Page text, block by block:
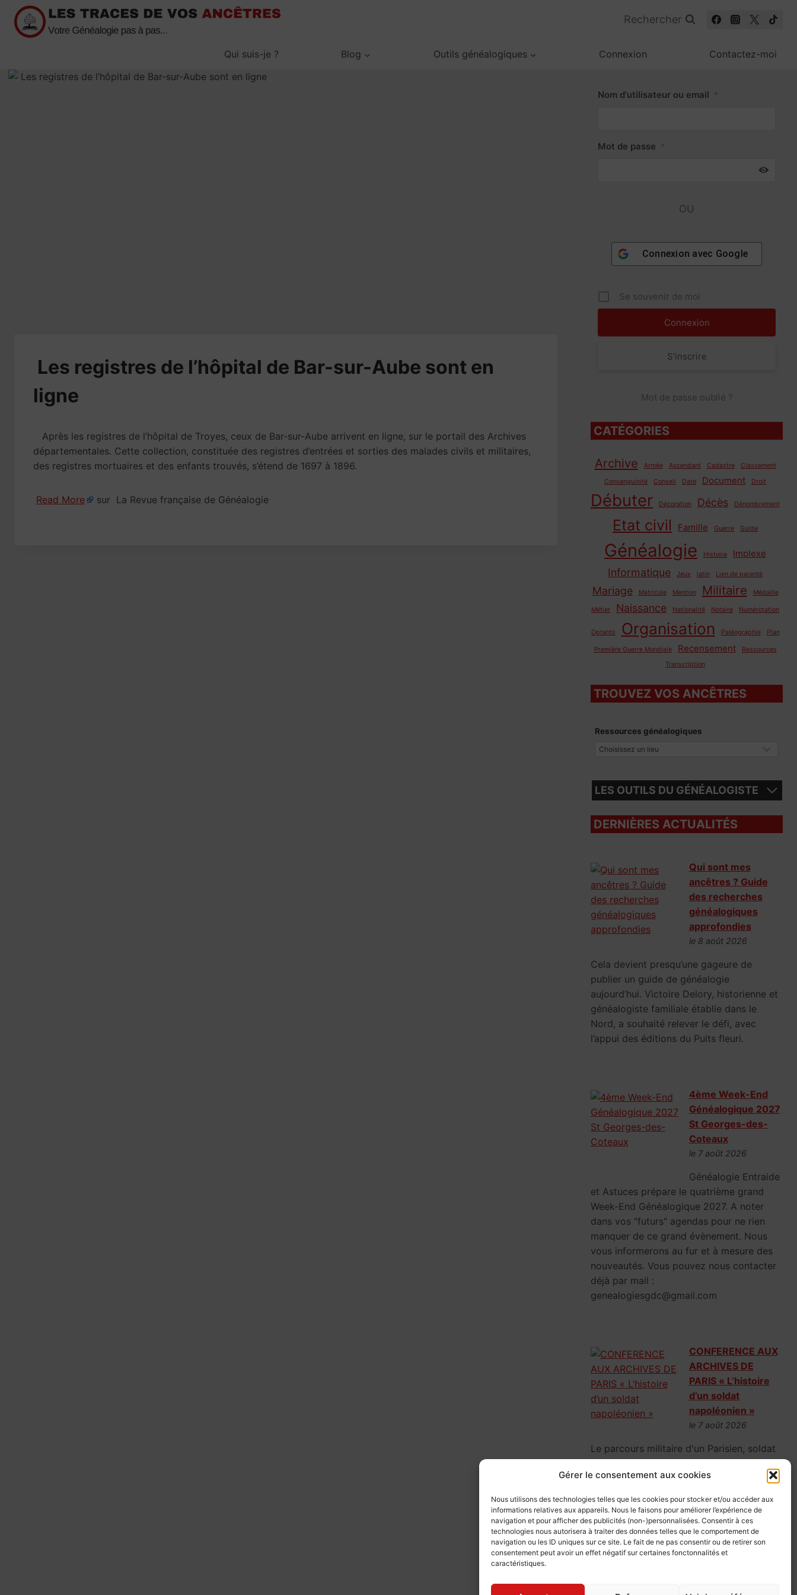
Gérer le consentement aux cookies
Nous utilisons des technologies telles que les cookies pour stocker et/ou accéder aux
informations relatives aux appareils. Nous le faisons pour améliorer l’expérience de
navigation et pour afficher des publicités (non-)personnalisées. Consentir à ces
technologies nous autorisera à traiter des données telles que le comportement de
navigation ou les ID uniques sur ce site. Le fait de ne pas consentir ou de retirer son
consentement peut avoir un effet négatif sur certaines fonctonnalités et
caractéristiques.
Passer
contenu
Rechercher
Qui suis-je ? Blog Outils généalogiques Connexion Contactez-moi
​Les registres de l’hôpital de Bar-sur-Aube sont en
ligne
Après les registres de l’hôpital de Troyes, ceux de Bar-sur-Aube arrivent en ligne, sur le portail des Archives
départementales. Cette collection, constituée des registres d’entrées et sorties des malades civils et militaires,
des registres mortuaires et des enfants trouvés, s’étend de 1697 à 1896.
Read More sur La Revue française de Généalogie
Nom d'utilisateur ou email
Mot de passe
OU
Connexion avec Google
Se souvenir de moi
S’inscrire
Mot de passe oublié ?
CATÉGORIES
Archive Armée Ascendant Cadastre Classement
Consanguinité Conseil Date Document Droit
Débuter Décoration Décès Dénombrement
Etat civil Famille Guerre Guide
Généalogie Histoire Implexe
Informatique Jeux latin Lien de parenté
Mariage Matricule Mention Militaire Médaille
Métier Naissance Nationalité Notaire Numérotation
Optants Organisation Paléographie Plan
Première Guerre Mondiale Recensement
Ressources
Transcription
TROUVEZ VOS ANCÊTRES
Ressources généalogiques
LES OUTILS DU GÉNÉALOGISTE
DERNIÈRES ACTUALITÉS
Qui sont mes
ancêtres ? Guide
des recherches
généalogiques
approfondies
le 8 août 2026
Cela devient presqu’une gageure de
publier un guide de généalogie
aujourd’hui. Victoire Delory, historienne et
généalogiste familiale établie dans le
Nord, a souhaité relever le défi, avec
l’appui des éditions du Puits fleuri.
4ème Week-End
Généalogique 2027
St Georges-des-
Coteaux
le 7 août 2026
Généalogie Entraide
et Astuces prépare le quatrième grand
Week-End Généalogique 2027. A noter
dans vos "futurs" agendas pour ne rien
manquer de ce grand évènement. Nous
vous informerons au fur et à mesure des
nouveautés. Vous pouvez nous contacter
déjà par mail :
genealogiesgdc@gmail.com
CONFERENCE AUX
ARCHIVES DE
PARIS « L’histoire
d’un soldat
napoléonien »
le 7 août 2026
Le parcours militaire d'un Parisien, soldat
mais vite rattrapé par la réalité de la
CONFERENCE AUX